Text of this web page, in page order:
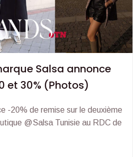
Salsa annonce
et 30% (Photos)
-20% de remise sur le deuxième
@Salsa Tunisie au RDC de